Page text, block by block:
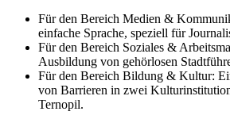
Für den Bereich Medien &
einfache Sprache, speziell für
Für den Bereich Soziales &
Ausbildung von gehörlosen
Für den Bereich Bildung & Kultur:
von Barrieren in zwei
Ternopil.